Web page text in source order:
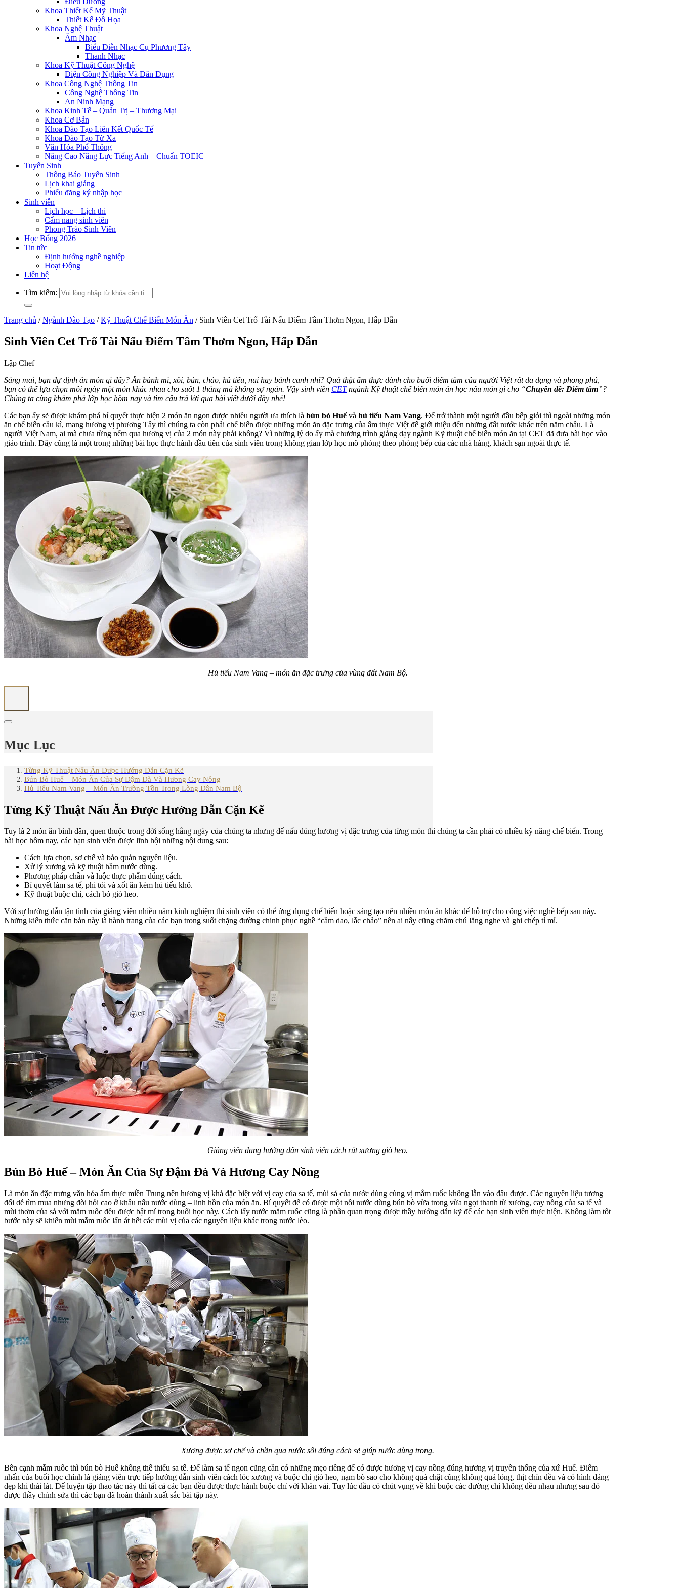
Khoa Thiết Kế Mỹ Thuật
Thiết Kế Đồ Họa
Khoa Nghệ Thuật
Âm Nhạc
Biểu Diễn Nhạc Cụ Phương Tây
Thanh Nhạc
Khoa Kỹ Thuật Công Nghệ
Điện Công Nghiệp Và Dân Dụng
Khoa Công Nghệ Thông Tin
Công Nghệ Thông Tin
An Ninh Mạng
Khoa Kinh Tế – Quản Trị – Thương Mại
Khoa Cơ Bản
Khoa Đào Tạo Liên Kết Quốc Tế
Khoa Đào Tạo Từ Xa
Văn Hóa Phổ Thông
Nâng Cao Năng Lực Tiếng Anh – Chuẩn TOEIC
Tuyển Sinh
Thông Báo Tuyển Sinh
Lịch khai giảng
Phiếu đăng ký nhập học
Sinh viên
Lịch học – Lịch thi
Cẩm nang sinh viên
Phong Trào Sinh Viên
Học Bổng 2026
Tin tức
Định hướng nghề nghiệp
Hoạt Động
Liên hệ
Tìm kiếm:
Trang chủ / Ngành Đào Tạo / Kỹ Thuật Chế Biến Món Ăn / Sinh Viên Cet Trổ Tài Nấu Điểm Tâm Thơm Ngon, Hấp Dẫn
Sinh Viên Cet Trổ Tài Nấu Điểm Tâm Thơm Ngon, Hấp Dẫn
Lập Chef
Sáng mai, bạn dự định ăn món gì đấy? Ăn bánh mì, xôi, bún, cháo, hủ tiếu, nui hay bánh canh nhỉ? Quả thật ẩm thực dành cho buổi điểm tâm của người Việt rất đa dạng và phong phú,
bạn có thể lựa chọn mỗi ngày một món khác nhau cho suốt 1 tháng mà không sợ ngán. Vậy sinh viên CETngành Kỹ thuật chế biến món ăn học nấu món gì cho “Chuyên đề: Điểm tâm”?
Chúng ta cùng khám phá lớp học hôm nay và tìm câu trả lời qua bài viết dưới đây nhé!
Các bạn ấy sẽ được khám phá bí quyết thực hiện 2 món ăn ngon được nhiều người ưa thích là bún bò Huếvà hủ tiếu Nam Vang. Để trở thành một người đầu bếp giỏi thì ngoài những món
ăn chế biến cầu kì, mang hương vị phương Tây thì chúng ta còn phải chế biến được những món ăn đặc trưng của ẩm thực Việt để giới thiệu đến những đất nước khác trên năm châu. Là
người Việt Nam, ai mà chưa từng nếm qua hương vị của 2 món này phải không? Vì những lý do ấy mà chương trình giảng dạy ngành Kỹ thuật chế biến món ăn tại CET đã đưa bài học vào
giáo trình. Đây cũng là một trong những bài học thực hành đầu tiên của sinh viên trong không gian lớp học mô phỏng theo phòng bếp của các nhà hàng, khách sạn ngoài thực tế.
Hủ tiếu Nam Vang – món ăn đặc trưng của vùng đất Nam Bộ.
Mục Lục
Từng Kỹ Thuật Nấu Ăn Được Hướng Dẫn Cặn Kẽ
Bún Bò Huế – Món Ăn Của Sự Đậm Đà Và Hương Cay Nồng
Hủ Tiếu Nam Vang – Món Ăn Trường Tồn Trong Lòng Dân Nam Bộ
Từng Kỹ Thuật Nấu Ăn Được Hướng Dẫn Cặn Kẽ
Tuy là 2 món ăn bình dân, quen thuộc trong đời sống hằng ngày của chúng ta nhưng để nấu đúng hương vị đặc trưng của từng món thì chúng ta cần phải có nhiều kỹ năng chế biến. Trong
bài học hôm nay, các bạn sinh viên được lĩnh hội những nội dung sau:
Cách lựa chọn, sơ chế và bảo quản nguyên liệu.
Xử lý xương và kỹ thuật hầm nước dùng.
Phương pháp chần và luộc thực phẩm đúng cách.
Bí quyết làm sa tế, phi tỏi và xốt ăn kèm hủ tiếu khô.
Kỹ thuật buộc chỉ, cách bó giò heo.
Với sự hướng dẫn tận tình của giảng viên nhiều năm kinh nghiệm thì sinh viên có thể ứng dụng chế biến hoặc sáng tạo nên nhiều món ăn khác để hỗ trợ cho công việc nghề bếp sau này.
Những kiến thức căn bản này là hành trang của các bạn trong suốt chặng đường chinh phục nghề “cầm dao, lắc chảo” nên ai nấy cũng chăm chú lắng nghe và ghi chép tỉ mỉ.
Giảng viên đang hướng dẫn sinh viên cách rút xương giò heo.
Bún Bò Huế – Món Ăn Của Sự Đậm Đà Và Hương Cay Nồng
Là món ăn đặc trưng văn hóa ẩm thực miền Trung nên hương vị khá đặc biệt với vị cay của sa tế, mùi sả của nước dùng cùng vị mắm ruốc không lẫn vào đâu được. Các nguyên liệu tương
đối dễ tìm mua nhưng đòi hỏi cao ở khâu nấu nước dùng – linh hồn của món ăn. Bí quyết để có được một nồi nước dùng bún bò vừa trong vừa ngọt thanh từ xương, cay nồng của sa tế và
mùi thơm của sả với mắm ruốc đều được bật mí trong buổi học này. Cách lấy nước mắm ruốc cũng là phần quan trọng được thầy hướng dẫn kỹ để các bạn sinh viên thực hiện. Không làm tốt
bước này sẽ khiến mùi mắm ruốc lấn át hết các mùi vị của các nguyên liệu khác trong nước lèo.
Xương được sơ chế và chần qua nước sôi đúng cách sẽ giúp nước dùng trong.
Bên cạnh mắm ruốc thì bún bò Huế không thể thiếu sa tế. Để làm sa tế ngon cũng cần có những mẹo riêng để có được hương vị cay nồng đúng hương vị truyền thống của xứ Huế. Điểm
nhấn của buổi học chính là giảng viên trực tiếp hướng dẫn sinh viên cách lóc xương và buộc chỉ giò heo, nạm bò sao cho không quá chặt cũng không quá lỏng, thịt chín đều và có hình dáng
đẹp khi thái lát. Để luyện tập thao tác này thì tất cả các bạn đều được thực hành buộc chỉ với khăn vải. Tuy lúc đầu có chút vụng về khi buộc các đường chỉ không đều nhau nhưng sau đó
được thầy chỉnh sửa thì các bạn đã hoàn thành xuất sắc bài tập này.